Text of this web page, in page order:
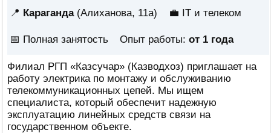
📍 Караганда(Алиханова, 11а) 💼 IT и телеком
📅 Полная занятость Опыт работы: от 1 года
Филиал РГП «Казсучар» (Казводхоз) приглашает на
работу электрика по монтажу и обслуживанию
телекоммуникационных цепей. Мы ищем
специалиста, который обеспечит надежную
эксплуатацию линейных средств связи на
государственном объекте.